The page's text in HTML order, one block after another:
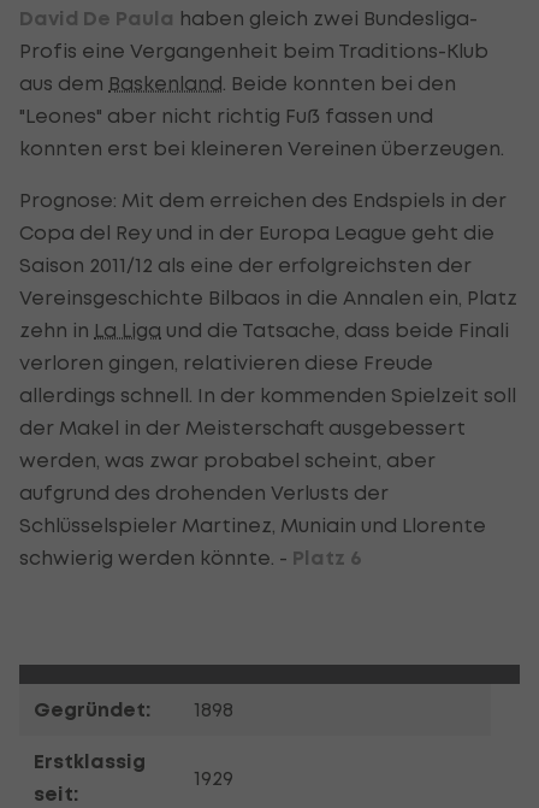
David De Paula haben gleich zwei Bundesliga-
Profis eine Vergangenheit beim Traditions-Klub
aus dem Baskenland . Beide konnten bei den
"Leones" aber nicht richtig Fuß fassen und
konnten erst bei kleineren Vereinen überzeugen.
Prognose: Mit dem erreichen des Endspiels in der
Copa del Rey und in der Europa League geht die
Saison 2011/12 als eine der erfolgreichsten der
Vereinsgeschichte Bilbaos in die Annalen ein, Platz
zehn in La Liga und die Tatsache, dass beide Finali
verloren gingen, relativieren diese Freude
allerdings schnell. In der kommenden Spielzeit soll
der Makel in der Meisterschaft ausgebessert
werden, was zwar probabel scheint, aber
aufgrund des drohenden Verlusts der
Schlüsselspieler Martinez, Muniain und Llorente
schwierig werden könnte. - Platz 6
Gegründet: 1898
Erstklassig
seit:
1929